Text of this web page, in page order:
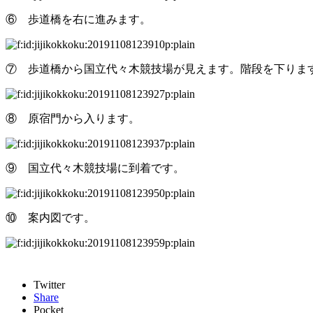
⑥ 歩道橋を右に進みます。
⑦ 歩道橋から国立代々木競技場が見えます。階段を下りま
⑧ 原宿門から入ります。
⑨ 国立代々木競技場に到着です。
⑩ 案内図です。
Twitter
Share
Pocket